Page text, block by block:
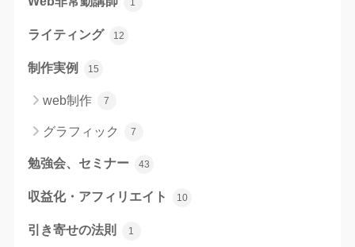
ライティング 12
制作実例 15
web制作 7
グラフィック 7
勉強会、セミナー 43
収益化・アフィリエイト 10
引き寄せの法則 1